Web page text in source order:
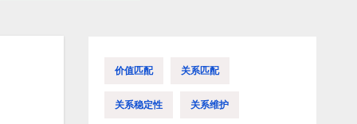
价值匹配 关系匹配
关系稳定性 关系维护